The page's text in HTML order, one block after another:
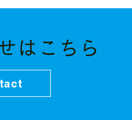
はこちら